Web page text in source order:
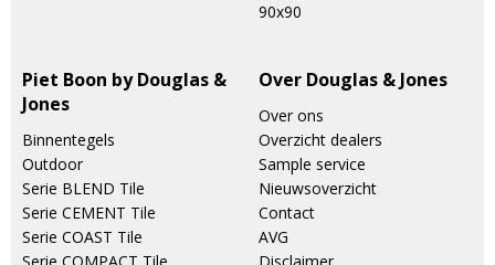
90x90
Piet Boon by Douglas &
Jones
Binnentegels
Outdoor
Serie BLEND Tile
Serie CEMENT Tile
Serie COAST Tile
Over Douglas & Jones
Over ons
Overzicht dealers
Sample service
Nieuwsoverzicht
Contact
AVG